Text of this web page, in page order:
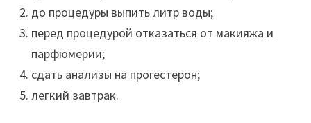
до процедуры выпить литр воды;
перед процедурой отказаться от макияжа и
парфюмерии;
сдать анализы на прогестерон;
легкий завтрак.